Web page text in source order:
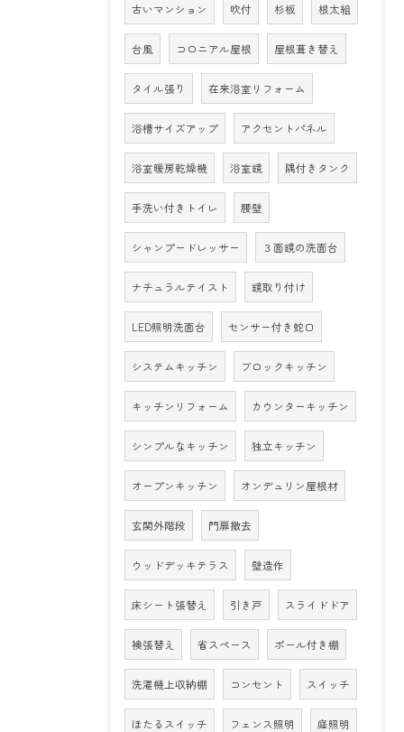
古いマンション 吹付 杉板 根太組
台風 コロニアル屋根 屋根葺き替え
タイル張り 在来浴室リフォーム
浴槽サイズアップ アクセントパネル
浴室暖房乾燥機 浴室鏡 隅付きタンク
手洗い付きトイレ 腰壁
シャンプードレッサー ３面鏡の洗面台
ナチュラルテイスト 鏡取り付け
LED照明洗面台 センサー付き蛇口
システムキッチン ブロックキッチン
キッチンリフォーム カウンターキッチン
シンプルなキッチン 独立キッチン
オープンキッチン オンデュリン屋根材
玄関外階段 門扉撤去
ウッドデッキテラス 壁造作
床シート張替え 引き戸 スライドドア
襖張替え 省スペース ポール付き棚
洗濯機上収納棚 コンセント スイッチ
ほたるスイッチ フェンス照明 庭照明